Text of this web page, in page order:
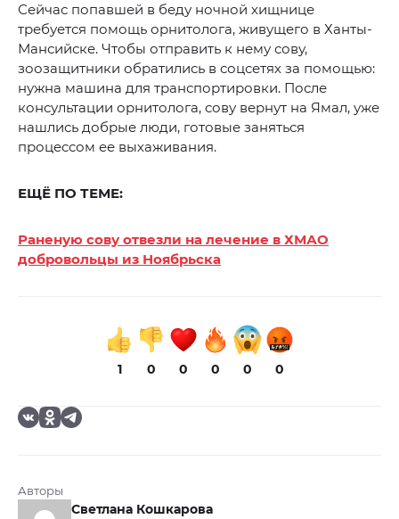
Сейчас попавшей в беду ночной хищнице
требуется помощь орнитолога, живущего в Ханты-
Мансийске. Чтобы отправить к нему сову,
зоозащитники обратились в соцсетях за помощью:
нужна машина для транспортировки. После
консультации орнитолога, сову вернут на Ямал, уже
нашлись добрые люди, готовые заняться
процессом ее выхаживания.
ЕЩЁ ПО ТЕМЕ:
Раненую сову отвезли на лечение в ХМАО
добровольцы из Ноябрьска
1 0 0 0 0 0
Авторы
Светлана Кошкарова